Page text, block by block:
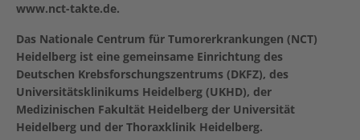
www.nct-takte.de.
Das Nationale Centrum für Tumorerkrankungen (NCT)
Heidelberg ist eine gemeinsame Einrichtung des
Deutschen Krebsforschungszentrums (DKFZ), des
Universitätsklinikums Heidelberg (UKHD), der
Medizinischen Fakultät Heidelberg der Universität
Heidelberg und der Thoraxklinik Heidelberg.